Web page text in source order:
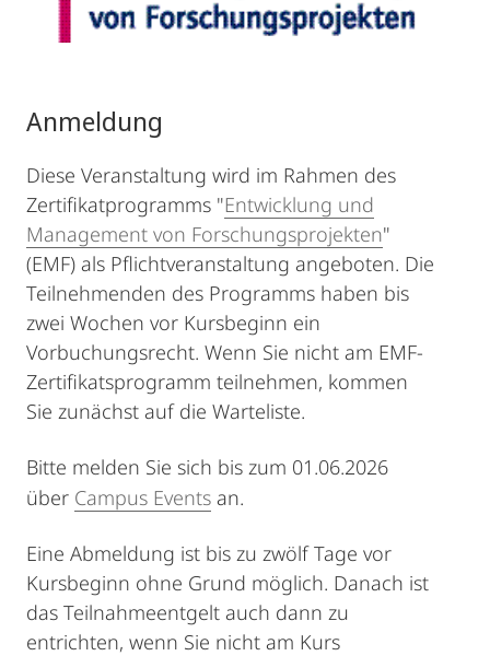
Anmeldung
Diese Veranstaltung wird im Rahmen des
Zertifikatprogramms "Entwicklung und
Management von Forschungsprojekten"
(EMF) als Pflichtveranstaltung angeboten. Die
Teilnehmenden des Programms haben bis
zwei Wochen vor Kursbeginn ein
Vorbuchungsrecht. Wenn Sie nicht am EMF-
Zertifikatsprogramm teilnehmen, kommen
Sie zunächst auf die Warteliste.
Bitte melden Sie sich bis zum 01.06.2026
über Campus Events an.
Eine Abmeldung ist bis zu zwölf Tage vor
Kursbeginn ohne Grund möglich. Danach ist
das Teilnahmeentgelt auch dann zu
entrichten, wenn Sie nicht am Kurs